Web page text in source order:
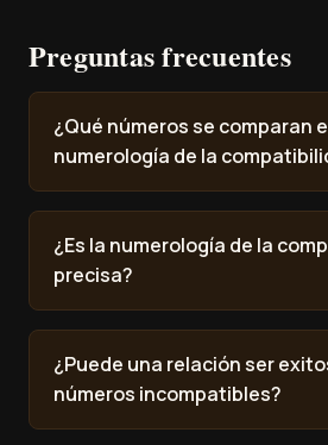
Preguntas frecuentes
¿Qué números se comparan
numerología de la
¿Es la numerología de la
precisa?
¿Puede una relación ser
números incompatibles?